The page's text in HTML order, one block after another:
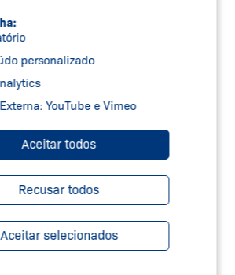
NA SCHMERSAL
personalizado
YouTube e Vimeo
Aceitar todos
Recusar todos
Aceitar selecionados